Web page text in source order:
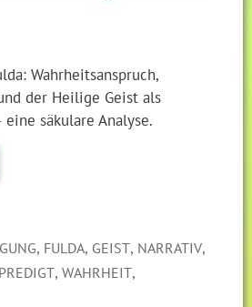
Wahrheitsanspruch,
der Heilige Geist als
säkulare Analyse.
, FULDA, GEIST, NARRATIV,
,WAHRHEIT,